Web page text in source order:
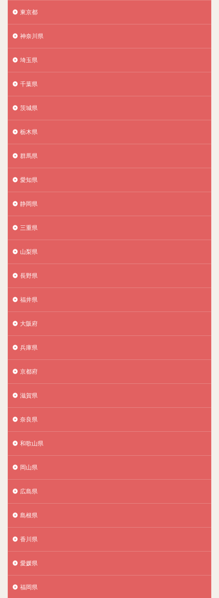
東京都
神奈川県
埼玉県
千葉県
茨城県
栃木県
群馬県
愛知県
静岡県
三重県
山梨県
長野県
福井県
大阪府
兵庫県
京都府
滋賀県
奈良県
和歌山県
岡山県
広島県
島根県
香川県
愛媛県
福岡県